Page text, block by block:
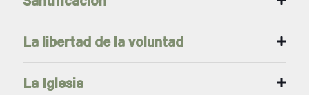
La libertad de la voluntad
La Iglesia